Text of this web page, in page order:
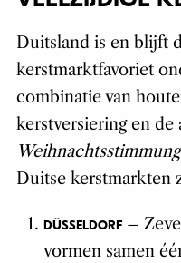
Duitsland is en blijft
kerstmarktfavoriet
combinatie van
kerstversiering en de
Weihnachtsstimmung
Duitse kerstmarkten
DÜSSELDORF–
vormen samen